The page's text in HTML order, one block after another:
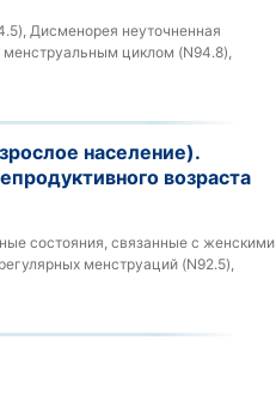
Дисменорея неуточненная
циклом (N94.8),
население).
возраста
состояния, связанные с женскими
менструаций (N92.5),